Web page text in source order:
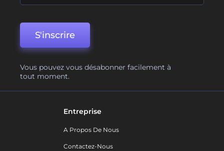
S'inscrire
Vous pouvez vous désabonner facilement à
tout moment.
Entreprise
A Propos De Nous
Contactez-Nous